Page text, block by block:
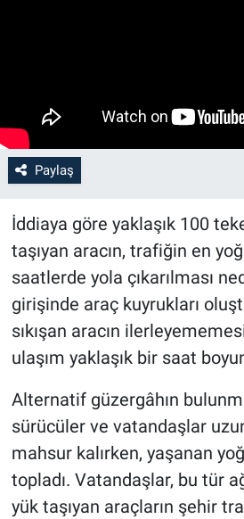
Paylaş
İddiaya göre yaklaşık 100
taşıyan aracın, trafiğin en
saatlerde yola çıkarılması
girişinde araç kuyrukları
sıkışan aracın
ulaşım yaklaşık bir saat
Alternatif güzergâhın
sürücüler ve vatandaşlar
mahsur kalırken, yaşanan
topladı. Vatandaşlar, bu tür
yük taşıyan araçların şehir